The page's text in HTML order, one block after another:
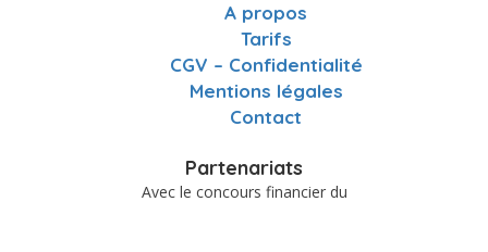
A propos
Tarifs
CGV – Confidentialité
Mentions légales
Contact
Partenariats
Avec le concours financier du